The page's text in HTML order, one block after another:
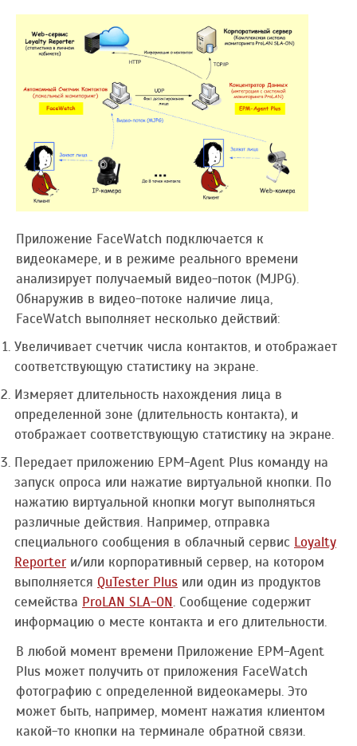
Приложение FaceWatch подключается к
видеокамере, и в режиме реального времени
анализирует получаемый видео-поток (MJPG).
Обнаружив в видео-потоке наличие лица,
FaceWatch выполняет несколько действий:
Увеличивает счетчик числа контактов, и отображает
соответствующую статистику на экране.
Измеряет длительность нахождения лица в
определенной зоне (длительность контакта), и
отображает соответствующую статистику на экране.
Передает приложению EPM-Agent Plus команду на
запуск опроса или нажатие виртуальной кнопки. По
нажатию виртуальной кнопки могут выполняться
различные действия. Например, отправка
специального сообщения в облачный сервис Loyalty
Reporter и/или корпоративный сервер, на котором
выполняется QuTester Plus или один из продуктов
семейства ProLAN SLA-ON. Сообщение содержит
информацию о месте контакта и его длительности.
В любой момент времени Приложение EPM-Agent
Plus может получить от приложения FaceWatch
фотографию с определенной видеокамеры. Это
может быть, например, момент нажатия клиентом
какой-то кнопки на терминале обратной связи.